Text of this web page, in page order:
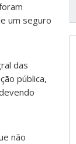
um seguro
das
pública,
não